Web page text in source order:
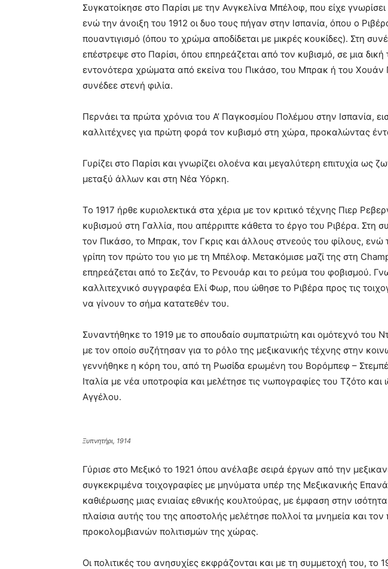
Συγκατοίκησε στο Παρίσι με την Ανγκελίνα Μπέλοφ, που είχε γνωρίσει
ενώ την άνοιξη του 1912 οι δυο τους πήγαν στην Ισπανία, όπου ο
πουαντιγισμό (όπου το χρώμα αποδίδεται με μικρές κουκίδες). Στη
επέστρεψε στο Παρίσι, όπου επηρεάζεται από τον κυβισμό, σε μια
εντονότερα χρώματα από εκείνα του Πικάσο, του Μπρακ ή του Χουάν
συνέδεε στενή φιλία.
Περνάει τα πρώτα χρόνια του Α’ Παγκοσμίου Πολέμου στην Ισπανία,
καλλιτέχνες για πρώτη φορά τον κυβισμό στη χώρα, προκαλώντας
Γυρίζει στο Παρίσι και γνωρίζει ολοένα και μεγαλύτερη επιτυχία ως
μεταξύ άλλων και στη Νέα Υόρκη.
Το 1917 ήρθε κυριολεκτικά στα χέρια με τον κριτικό τέχνης Πιερ
κυβισμού στη Γαλλία, που απέρριπτε κάθετα το έργο του Ριβέρα. Στη
τον Πικάσο, το Μπρακ, τον Γκρις και άλλους στνεούς του φίλους, ενώ
γρίπη τον πρώτο του γιο με τη Μπέλοφ. Μετακόμισε μαζί της στη
επηρεάζεται από το Σεζάν, το Ρενουάρ και το ρεύμα του φοβισμού.
καλλιτεχνικό συγγραφέα Ελί Φωρ, που ώθησε το Ριβέρα προς τις
να γίνουν το σήμα κατατεθέν του.
Συναντήθηκε το 1919 με το σπουδαίο συμπατριώτη και ομότεχνό του
με τον οποίο συζήτησαν για το ρόλο της μεξικανικής τέχνης στην
γεννήθηκε η κόρη του, από τη Ρωσίδα ερωμένη του Βορόμπεφ –
Ιταλία με νέα υποτροφία και μελέτησε τις νωπογραφίες του Τζότο και
Αγγέλου.
Ξυπνητήρι, 1914
Γύρισε στο Μεξικό το 1921 όπου ανέλαβε σειρά έργων από την
συγκεκριμένα τοιχογραφίες με μηνύματα υπέρ της Μεξικανικής
καθιέρωσης μιας ενιαίας εθνικής κουλτούρας, με έμφαση στην
πλαίσια αυτής του της αποστολής μελέτησε πολλοί τα μνημεία και τον
προκολομβιανών πολιτισμών της χώρας.
Οι πολιτικές του ανησυχίες εκφράζονται και με τη συμμετοχή του, το